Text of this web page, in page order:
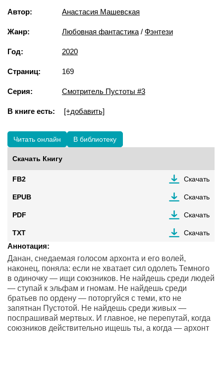
Автор: Анастасия Машевская
Жанр: Любовная фантастика / Фэнтези
Год: 2020
Страниц: 169
Серия: Смотритель Пустоты #3
В книге есть: [+добавить]
Читать онлайн В библиотеку
Скачать Книгу
FB2 Скачать
EPUB Скачать
PDF Скачать
TXT Скачать
Аннотация:
Данан, снедаемая голосом архонта и его волей,
наконец, поняла: если не хватает сил одолеть Темного
в одиночку — ищи союзников. Не найдешь среди людей
— ступай к эльфам и гномам. Не найдешь среди
братьев по ордену — поторгуйся с теми, кто не
запятнан Пустотой. Не найдешь среди живых —
поспрашивай мертвых. И главное, не перепутай, когда
союзников действительно ищешь ты, а когда — архонт